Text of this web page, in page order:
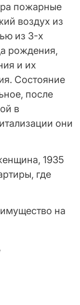
пожарные
воздух из
из 3-х
рождения,
и их
Состояние
после
в
они
1935
где
на